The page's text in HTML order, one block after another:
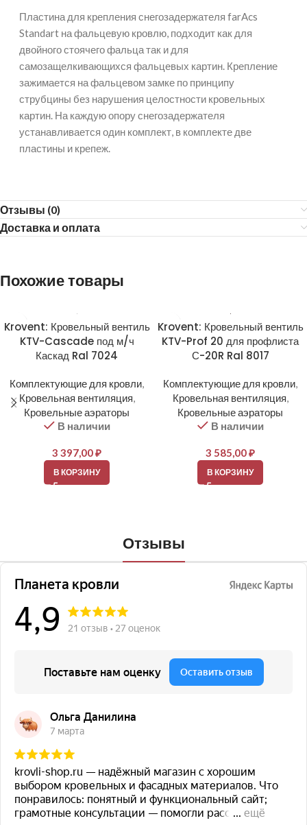
Пластина для крепления снегозадержателя farAcs
Standart на фальцевую кровлю, подходит как для
двойного стоячего фальца так и для
самозащелкивающихся фальцевых картин. Крепление
зажимается на фальцевом замке по принципу
струбцины без нарушения целостности кровельных
картин. На каждую опору снегозадержателя
устанавливается один комплект, в комплекте две
пластины и крепеж.
Отзывы (0)
Доставка и оплата
Похожие товары
Krovent: Кровельный вентиль
KTV-Cascade под м/ч
Каскад Ral 7024
Комплектующие для кровли,
Кровельная вентиляция,
Кровельные аэраторы
В наличии
3 397,00₽
В КОРЗИНУ
Krovent: Кровельный вентиль
KTV-Prof 20 для профлиста
С-20R Ral 8017
Комплектующие для кровли,
Кровельная вентиляция,
Кровельные аэраторы
В наличии
3 585,00₽
В КОРЗИНУ
Отзывы